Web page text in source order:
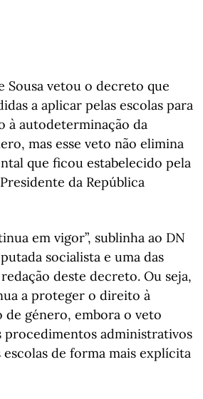
Sousa vetou o decreto que
a aplicar pelas escolas para
à autodeterminação da
mas esse veto não elimina
que ficou estabelecido pela
da República
em vigor”, sublinha ao DN
socialista e uma das
deste decreto. Ou seja,
a proteger o direito à
género, embora o veto
procedimentos administrativos
escolas de forma mais explícita